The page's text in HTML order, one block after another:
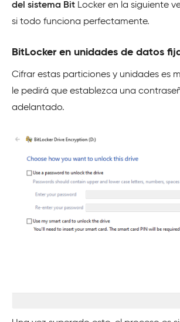
del sistema Bit Locker en la siguiente
si todo funciona perfectamente.
BitLocker en unidades de datos
Cifrar estas particiones y unidades es
le pedirá que establezca una
adelantado.